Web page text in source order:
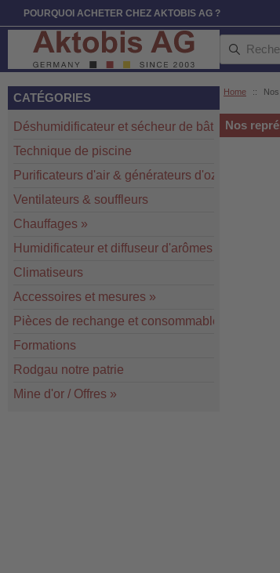
POURQUOI ACHETER CHEZ AKTOBIS AG ?
Home ::
Nos
CATÉGORIES
Déshumidificateur et sécheur de bâtiment»
Technique de piscine
Purificateurs d'air & générateurs d'ozone
Ventilateurs & souffleurs
Chauffages »
Humidificateur et diffuseur d'arômes
Climatiseurs
Accessoires et mesures »
Pièces de rechange et consommables
Formations
Rodgau notre patrie
Mine d'or / Offres »